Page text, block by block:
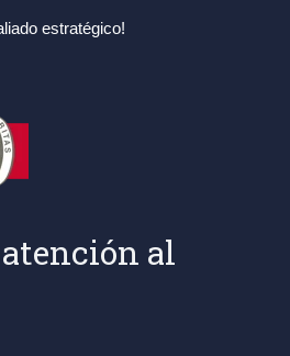
estratégico!
al